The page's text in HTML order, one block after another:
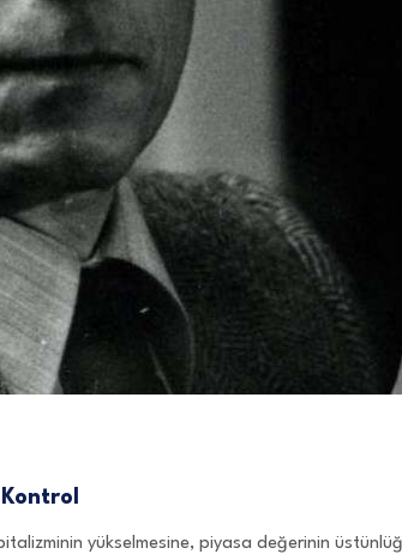
yükselmesine, piyasa değerinin